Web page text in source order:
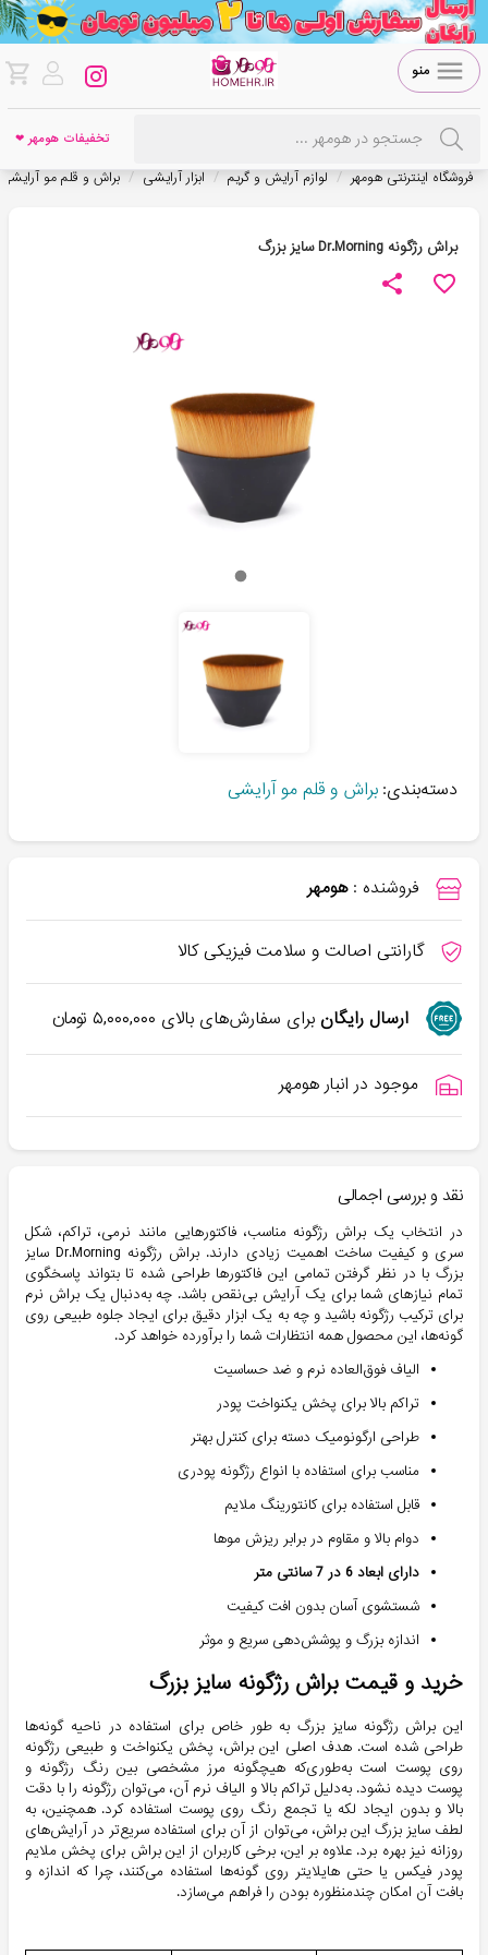
منو
تخفیفات هومهر ❤
فروشگاه اینترنتی هومهر / لوازم آرایش و گریم / ابزار آرایشی / براش و قلم مو آرایشی
براش رژگونه Dr.Morning سایز بزرگ
دسته‌بندی: براش و قلم مو آرایشی
فروشنده : هومهر
گارانتی اصالت و سلامت فیزیکی کالا
ارسال رایگانبرای سفارش‌های بالای ۵,۰۰۰,۰۰۰تومان
موجود در انبار هومهر
نقد و بررسی اجمالی
در انتخاب یک براش رژگونه مناسب، فاکتورهایی مانند نرمی، تراکم، شکل
سری و کیفیت ساخت اهمیت زیادی دارند. براش رژگونه Dr.Morning سایز
بزرگ با در نظر گرفتن تمامی این فاکتورها طراحی شده تا بتواند پاسخگوی
تمام نیازهای شما برای یک آرایش بی‌نقص باشد. چه به‌دنبال یک براش نرم
برای ترکیب رژگونه باشید و چه به یک ابزار دقیق برای ایجاد جلوه طبیعی روی
گونه‌ها، این محصول همه انتظارات شما را برآورده خواهد کرد.
الیاف فوق‌العاده نرم و ضد حساسیت
تراکم بالا برای پخش یکنواخت پودر
طراحی ارگونومیک دسته برای کنترل بهتر
مناسب برای استفاده با انواع رژگونه پودری
قابل استفاده برای کانتورینگ ملایم
دوام بالا و مقاوم در برابر ریزش موها
دارای ابعاد 6 در 7 سانتی متر
شستشوی آسان بدون افت کیفیت
اندازه بزرگ و پوشش‌دهی سریع و موثر
خرید و قیمت براش رژگونه سایز بزرگ
این براش رژگونه سایز بزرگ به طور خاص برای استفاده در ناحیه گونه‌ها
طراحی شده است. هدف اصلی این براش، پخش یکنواخت و طبیعی رژگونه
روی پوست است به‌طوری‌که هیچگونه مرز مشخصی بین رنگ رژگونه و
پوست دیده نشود. به‌دلیل تراکم بالا و الیاف نرم آن، می‌توان رژگونه را با دقت
بالا و بدون ایجاد لکه یا تجمع رنگ روی پوست استفاده کرد. همچنین، به
لطف سایز بزرگ این براش، می‌توان از آن برای استفاده سریع‌تر در آرایش‌های
روزانه نیز بهره برد. علاوه بر این، برخی کاربران از این براش برای پخش ملایم
پودر فیکس یا حتی هایلایتر روی گونه‌ها استفاده می‌کنند، چرا که اندازه و
بافت آن امکان چندمنظوره بودن را فراهم می‌سازد.